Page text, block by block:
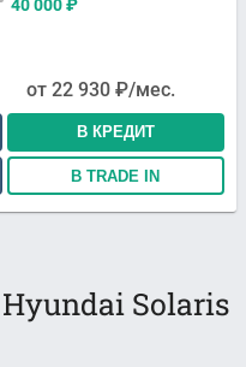
40 000₽
от 22 930 ₽/мес.
В КРЕДИТ
В TRADE IN
Solaris